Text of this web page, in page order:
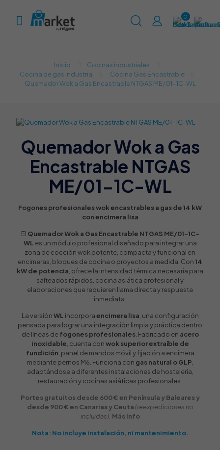
0
Inicio
Cocinas industriales
Cocina de gas industrial​
Cocina Gas Encastrable
Quemador Wok a Gas Encastrable NTGAS ME/01-1C-WL
Quemador Wok a Gas
Encastrable NTGAS
ME/01-1C-WL
Fogones profesionales wok encastrables a gas de 14 kW
con encimera lisa
El Quemador Wok a Gas Encastrable NTGAS ME/01-1C-
WL es un módulo profesional diseñado para integrar una
zona de cocción wok potente, compacta y funcional en
encimeras, bloques de cocina o proyectos a medida. Con14
kW de potencia , ofrece la intensidad térmica necesaria para
salteados rápidos, cocina asiática profesional y
elaboraciones que requieren llama directa y respuesta
inmediata.
La versiónWL incorporaencimera lisa , una configuración
pensada para lograr una integración limpia y práctica dentro
de líneas defogones profesionales. Fabricado en acero
inoxidable , cuenta conwok superior extraíble de
fundición , panel de mandos móvil y fijación a encimera
mediante pernos M6. Funciona con gas natural o GLP
adaptándose a diferentes instalaciones de hostelería,
restauración y cocinas asiáticas profesionales.
Portes gratuitos desde 600 € en Península y Baleares y
desde 900 € en Canarias y Ceuta (reexpediciones no
incluidas). Más info
Nota: No incluye instalación, ni mantenimiento.